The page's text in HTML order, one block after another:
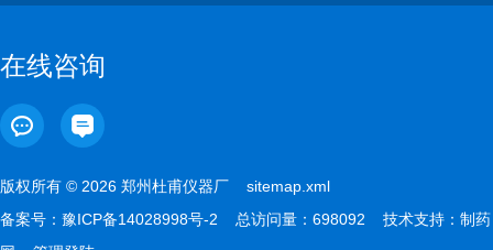
在线咨询
版权所有 © 2026 郑州杜甫仪器厂 sitemap.xml
备案号： 豫ICP备14028998号-2 总访问量：698092 技术支持： 制药